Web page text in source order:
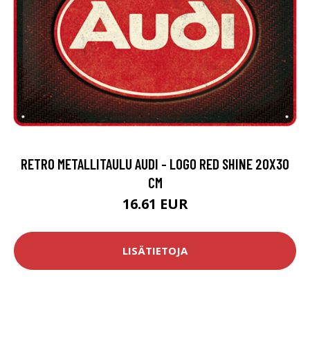
RETRO METALLITAULU AUDI - LOGO RED SHINE 20X30
CM
16.61 EUR
LISÄTIETOJA